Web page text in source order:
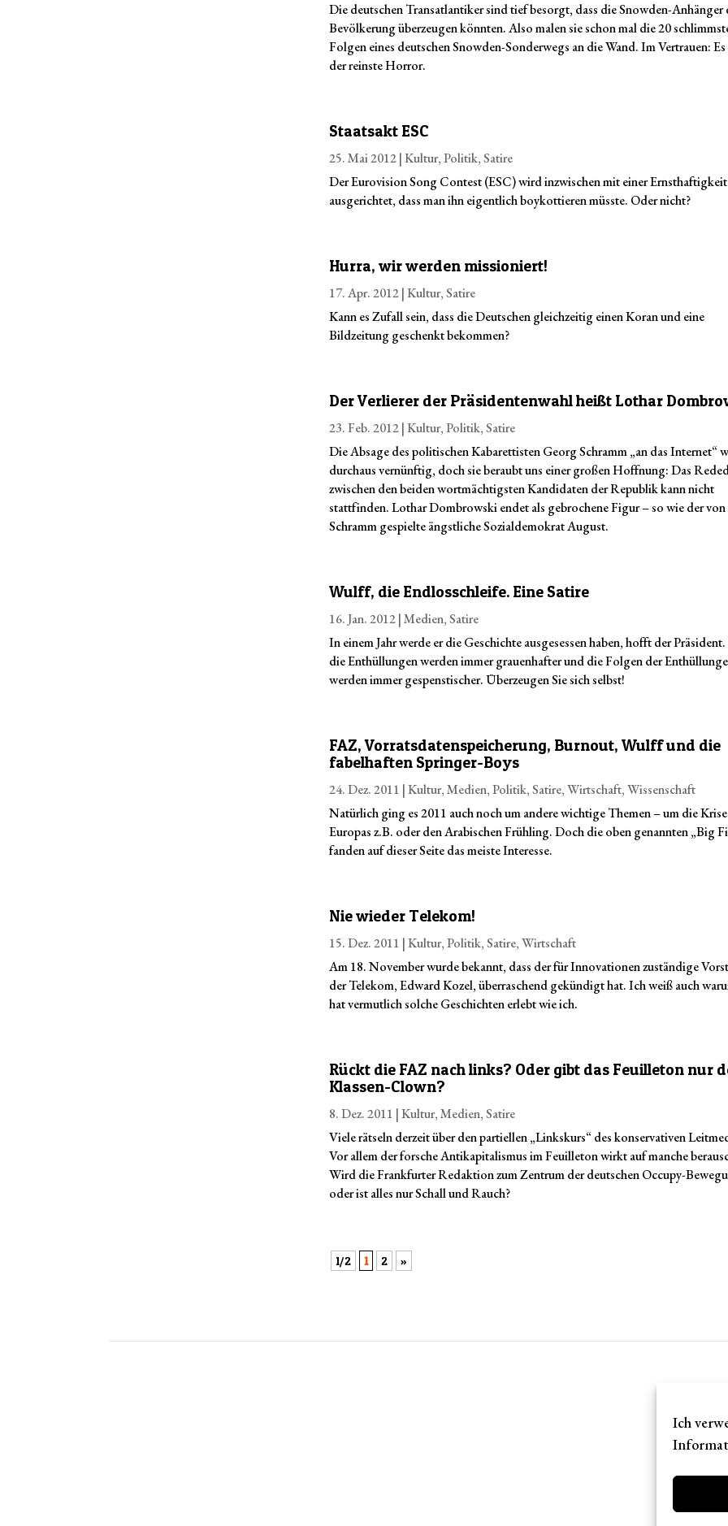
Ich
Die deutschen Transatlantiker sind tief besorgt, dass die Snowden-Anhänger
Bevölkerung überzeugen könnten. Also malen sie schon mal die 20
Folgen eines deutschen Snowden-Sonderwegs an die Wand. Im Vertrauen: Es
der reinste Horror.
Staatsakt ESC
25. Mai 2012|Kultur,Politik,Satire
Der Eurovision Song Contest (ESC) wird inzwischen mit einer Ernsthaftigkeit
ausgerichtet, dass man ihn eigentlich boykottieren müsste. Oder nicht?
Hurra, wir werden missioniert!
17. Apr. 2012|Kultur,Satire
Kann es Zufall sein, dass die Deutschen gleichzeitig einen Koran und eine
Bildzeitung geschenkt bekommen?
Der Verlierer der Präsidentenwahl heißt Lothar
23. Feb. 2012|Kultur,Politik,Satire
Die Absage des politischen Kabarettisten Georg Schramm „an das Internet“
durchaus vernünftig, doch sie beraubt uns einer großen Hoffnung: Das
zwischen den beiden wortmächtigsten Kandidaten der Republik kann nicht
stattfinden. Lothar Dombrowski endet als gebrochene Figur – so wie der von
Schramm gespielte ängstliche Sozialdemokrat August.
Wulff, die Endlosschleife. Eine Satire
16. Jan. 2012|Medien,Satire
In einem Jahr werde er die Geschichte ausgesessen haben, hofft der
die Enthüllungen werden immer grauenhafter und die Folgen der
werden immer gespenstischer. Überzeugen Sie sich selbst!
FAZ, Vorratsdatenspeicherung, Burnout, Wulff und die
fabelhaften Springer-Boys
24. Dez. 2011 |Kultur,Medien,Politik,Satire,Wirtschaft,Wissenschaft
Natürlich ging es 2011 auch noch um andere wichtige Themen – um die Krise
Europas z.B. oder den Arabischen Frühling. Doch die oben genannten „Big
fanden auf dieser Seite das meiste Interesse.
Nie wieder Telekom!
15. Dez. 2011 |Kultur,Politik,Satire,Wirtschaft
Am 18. November wurde bekannt, dass der für Innovationen zuständige
der Telekom, Edward Kozel, überraschend gekündigt hat. Ich weiß auch
hat vermutlich solche Geschichten erlebt wie ich.
Rückt die FAZ nach links? Oder gibt das Feuilleton nur
Klassen-Clown?
8. Dez. 2011 |Kultur,Medien,Satire
Viele rätseln derzeit über den partiellen „Linkskurs“ des konservativen
Vor allem der forsche Antikapitalismus im Feuilleton wirkt auf manche
Wird die Frankfurter Redaktion zum Zentrum der deutschen Occupy-
oder ist alles nur Schall und Rauch?
1/2 1 2 »